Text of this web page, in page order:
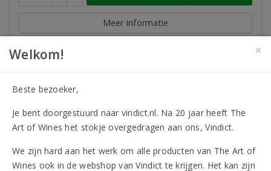
Meer informatie
4
×
Welkom!
Beste bezoeker,
Je bent doorgestuurd naar vindict.nl. Na 20 jaar heeft The
Art of Wines het stokje overgedragen aan ons, Vindict.
We zijn hard aan het werk om alle producten van The Art of
Wines ook in de webshop van Vindict te krijgen. Het kan zijn